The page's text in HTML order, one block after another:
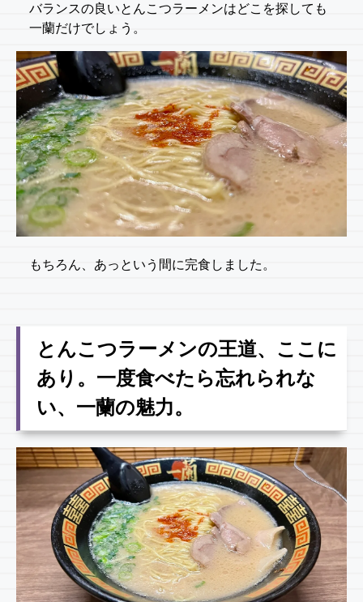
バランスの良いとんこつラーメンはどこを探しても
一蘭だけでしょう。
もちろん、あっという間に完食しました。
とんこつラーメンの王道、ここに
あり。一度食べたら忘れられな
い、一蘭の魅力。